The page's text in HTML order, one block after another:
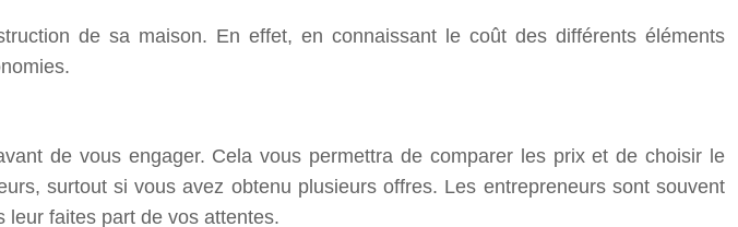
de sa maison. En effet, en connaissant le coût des différents éléments
de vous engager. Cela vous permettra de comparer les prix et de choisir le
surtout si vous avez obtenu plusieurs offres. Les entrepreneurs sont souvent
leur faites part de vos attentes.